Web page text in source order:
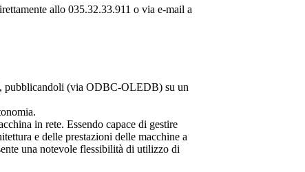
allo 035.32.33.911 o via e-mail a
pubblicandoli (via ODBC-OLEDB) su un
in rete. Essendo capace di gestire
e delle prestazioni delle macchine a
una notevole flessibilità di utilizzo di